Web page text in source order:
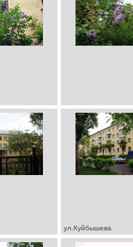
ул.Куйбышева